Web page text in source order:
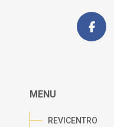
MENU
REVICENTRO